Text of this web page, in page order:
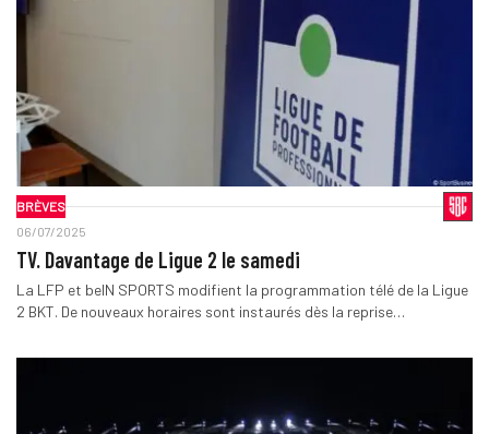
BRÈVES
06/07/2025
TV. Davantage de Ligue 2 le samedi
La LFP et beIN SPORTS modifient la programmation télé de la Ligue
2 BKT. De nouveaux horaires sont instaurés dès la reprise…